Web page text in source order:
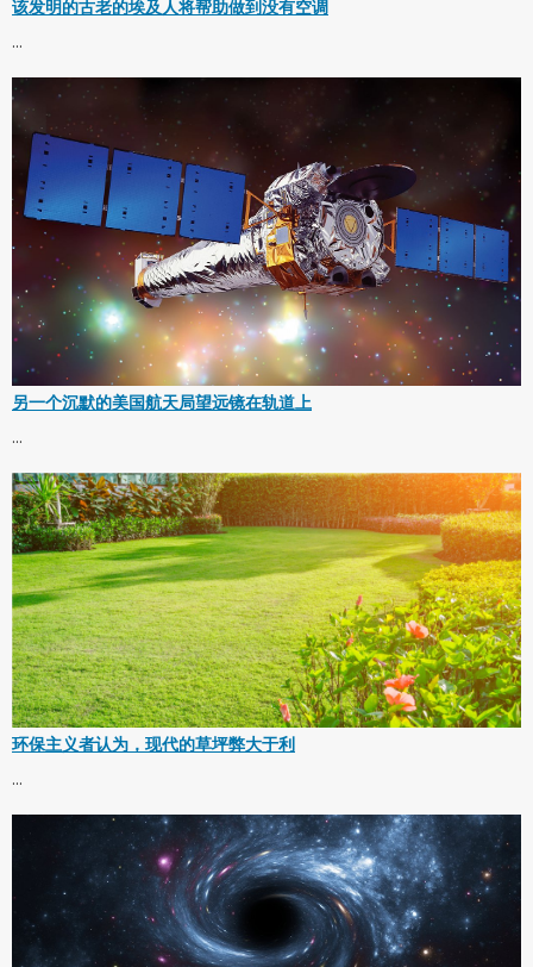
该发明的古老的埃及人将帮助做到没有空调
...
另一个沉默的美国航天局望远镜在轨道上
...
环保主义者认为，现代的草坪弊大于利
...